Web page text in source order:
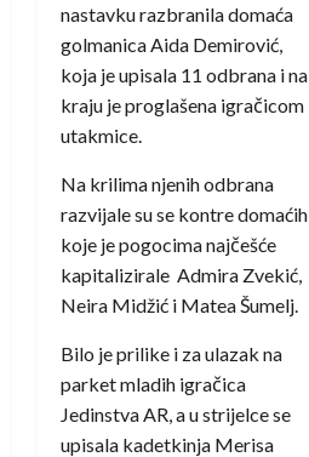
nastavku razbranila domaća
golmanica Aida Demirović,
koja je upisala 11 odbrana i na
kraju je proglašena igračicom
utakmice.
Na krilima njenih odbrana
razvijale su se kontre domaćih
koje je pogocima najčešće
kapitalizirale Admira Zvekić,
Neira Midžić i Matea Šumelj.
Bilo je prilike i za ulazak na
parket mladih igračica
Jedinstva AR, a u strijelce se
upisala kadetkinja Merisa